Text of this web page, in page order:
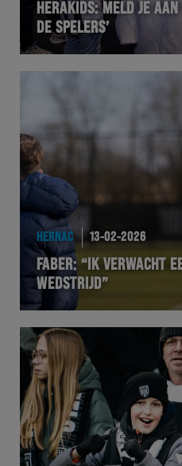
HERAKIDS: MELD JE AAN
DE SPELERS’
HERNAC 13-02-2026
FABER: “IK VERWACHT
WEDSTRIJD”